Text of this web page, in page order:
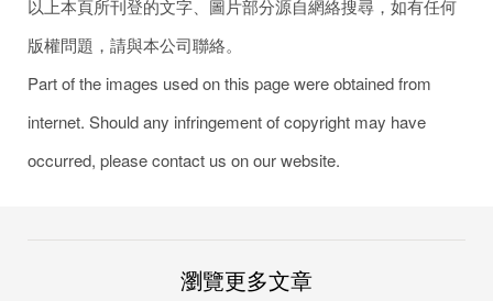
以上本頁所刊登的文字、圖片部分源自網絡搜尋，如有任何
版權問題，請與本公司聯絡。
Part of the images used on this page were obtained from
internet. Should any infringement of copyright may have
occurred, please contact us on our website.
瀏覽更多文章